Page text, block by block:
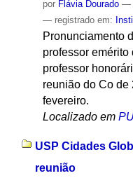
por Flávia Dourado —
— registrado em:
Pronunciamento
professor
professor
reunião do Co de
fevereiro.
Localizado em
USP Cidades
reunião